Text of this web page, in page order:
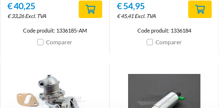
€40,25
€33,26 Excl. TVA
Code produit: 1336185-AM
Comparer
€54,95
€45,41 Excl. TVA
Code produit: 1336184
Comparer